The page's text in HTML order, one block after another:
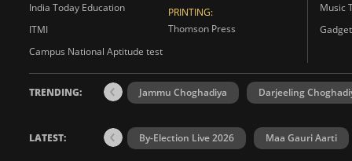
India Today Education
ITMI
Campus National Aptitude test
PRINTING:
Thomson Press
Music
TRENDING: Jammu Choghadiya Darjeeling
LATEST: By-Election Live 2026 Maa Gauri Aarti